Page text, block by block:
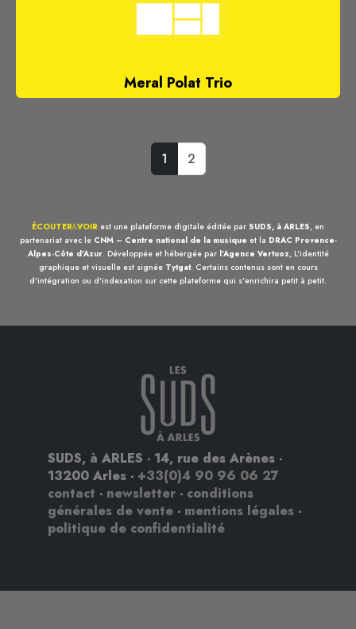
Meral Polat Trio
1 2
ÉCOUTER&VOIR est une plateforme digitale éditée par SUDS, à ARLES, en
partenariat avec le CNM – Centre national de la musique et la DRAC Provence-
Alpes-Côte d'Azur. Développée et hébergée par l'Agence Vertuoz, L'identité
graphique et visuelle est signée Tytgat. Certains contenus sont en cours
d'intégration ou d'indexation sur cette plateforme qui s'enrichira petit à petit.
SUDS, à ARLES - 14, rue des Arènes -
13200 Arles - +33(0)4 90 96 06 27
contact - newsletter - conditions
générales de vente - mentions légales -
politique de confidentialité